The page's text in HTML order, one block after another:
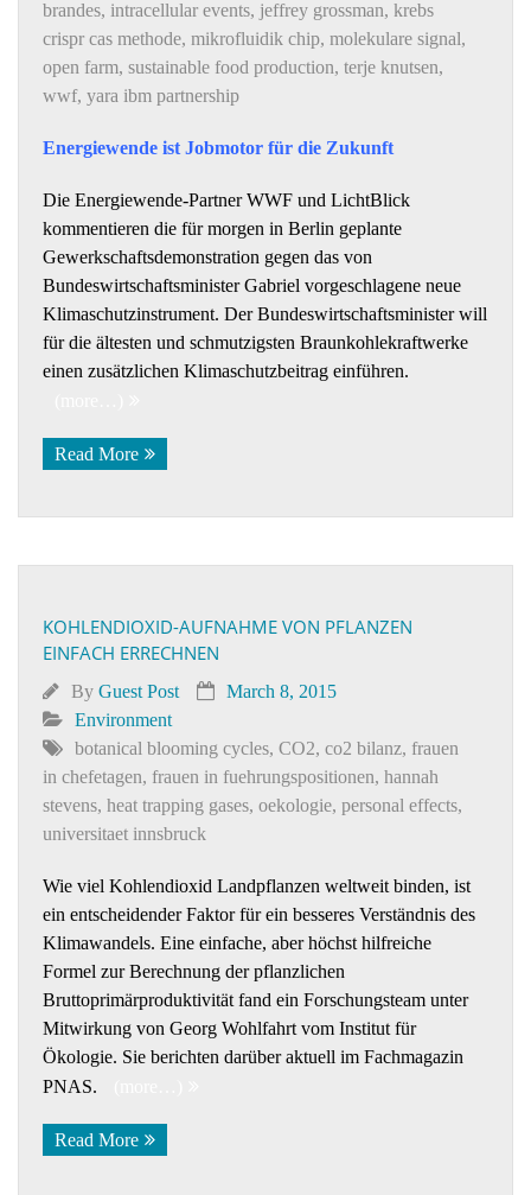
brandes, intracellular events, jeffrey grossman, krebs
crispr cas methode, mikrofluidik chip, molekulare signal,
open farm, sustainable food production, terje knutsen,
wwf, yara ibm partnership
Energiewende ist Jobmotor für die Zukunft
Die Energiewende-Partner WWF und LichtBlick
kommentieren die für morgen in Berlin geplante
Gewerkschaftsdemonstration gegen das von
Bundeswirtschaftsminister Gabriel vorgeschlagene neue
Klimaschutzinstrument. Der Bundeswirtschaftsminister will
für die ältesten und schmutzigsten Braunkohlekraftwerke
einen zusätzlichen Klimaschutzbeitrag einführen.
Read More
KOHLENDIOXID-AUFNAHME VON PFLANZEN
EINFACH ERRECHNEN
By Guest Post
March 8, 2015
Environment
botanical blooming cycles, CO2, co2 bilanz, frauen
in chefetagen, frauen in fuehrungspositionen, hannah
stevens, heat trapping gases, oekologie, personal effects,
universitaet innsbruck
Wie viel Kohlendioxid Landpflanzen weltweit binden, ist
ein entscheidender Faktor für ein besseres Verständnis des
Klimawandels. Eine einfache, aber höchst hilfreiche
Formel zur Berechnung der pflanzlichen
Bruttoprimärproduktivität fand ein Forschungsteam unter
Mitwirkung von Georg Wohlfahrt vom Institut für
Ökologie. Sie berichten darüber aktuell im Fachmagazin
PNAS.
Read More